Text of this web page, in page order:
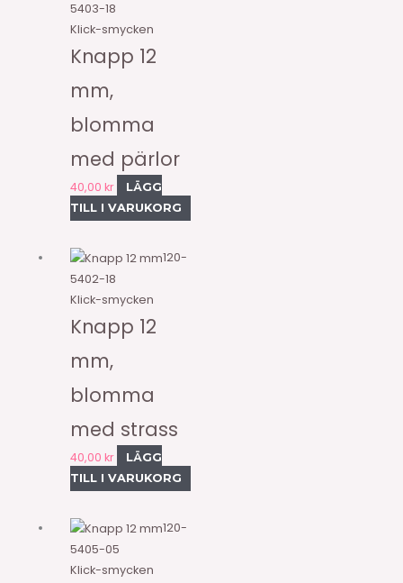
5403-18
Klick-smycken
Knapp 12
mm,
blomma
med pärlor
40,00kr
LÄGG
TILL I VARUKORG
120-
5402-18
Klick-smycken
Knapp 12
mm,
blomma
med strass
40,00kr
LÄGG
TILL I VARUKORG
120-
5405-05
Klick-smycken